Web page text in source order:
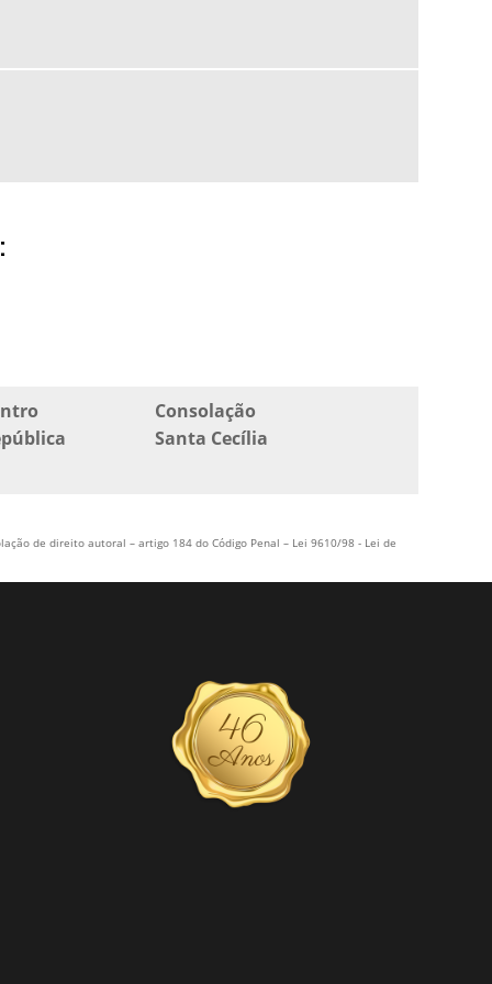
PISO TÁTIL LADRILHO HIDRÁULICO
Consolação
Santa Cecília
de direito autoral – artigo 184 do Código Penal – Lei 9610/98 - Lei de